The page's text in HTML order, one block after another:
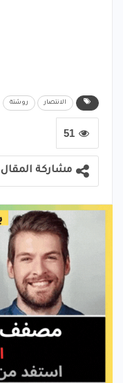
الانتصار روشتة
51
مشاركة المقال